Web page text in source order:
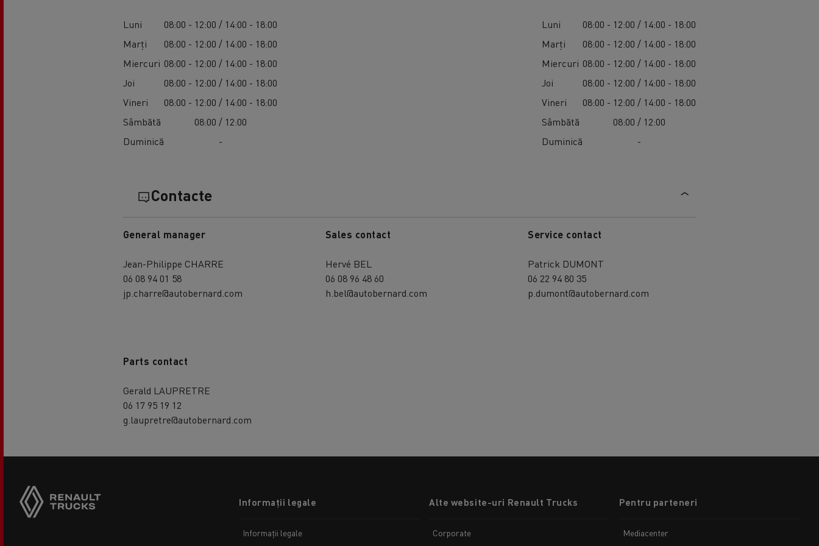
Luni
08:00 - 12:00 / 14:00 - 18:00
Marți
08:00 - 12:00 / 14:00 - 18:00
Miercuri 08:00 - 12:00 / 14:00 - 18:00
Joi
08:00 - 12:00 / 14:00 - 18:00
Vineri
08:00 - 12:00 / 14:00 - 18:00
Sâmbătă
08:00 / 12:00
Duminică
-
Luni
08:00 - 12:00 / 14:00 - 18:00
Marți
08:00 - 12:00 / 14:00 - 18:00
Miercuri 08:00 - 12:00 / 14:00 - 18:00
Joi
08:00 - 12:00 / 14:00 - 18:00
Vineri
08:00 - 12:00 / 14:00 - 18:00
Sâmbătă
08:00 / 12:00
Duminică
-
Contacte
General manager
Jean-Philippe CHARRE
06 08 94 01 58
jp.charre@autobernard.com
Sales contact
Hervé BEL
06 08 96 48 60
h.bel@autobernard.com
Service contact
Patrick DUMONT
06 22 94 80 35
p.dumont@autobernard.com
Parts contact
Gerald LAUPRETRE
06 17 95 19 12
g.laupretre@autobernard.com
menuInformații legale
Informații legale
Alte website-uri Renault Trucks
Corporate
Pentru parteneri
Mediacenter